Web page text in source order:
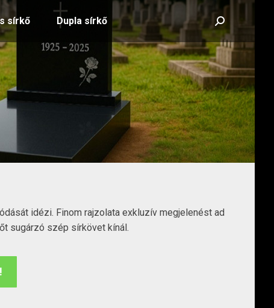
sírkő Dupla sírkő Search:
idézi. Finom rajzolata exkluzív megjelenést ad
sugárzó szép sírkövet kínál.